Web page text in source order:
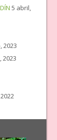
5 abril,
2023
2023